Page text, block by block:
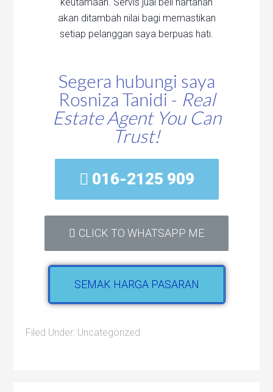
akan ditambah nilai bagi memastikan
setiap pelanggan saya berpuas hati.
Segera hubungi saya
Rosniza Tanidi - Real
Estate Agent You Can
Trust!
016-2125 909
CLICK TO WHATSAPP ME
SEMAK HARGA PASARAN
Filed Under: Uncategorized